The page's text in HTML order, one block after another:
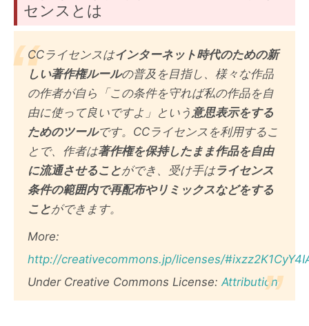
センスとは
CCライセンスはインターネット時代のための新
しい著作権ルールの普及を目指し、様々な作品
の作者が自ら「この条件を守れば私の作品を自
由に使って良いですよ」という 意思表示をする
ためのツールです。CCライセンスを利用するこ
とで、作者は著作権を保持したまま作品を自由
に流通させることができ、受け手はライセンス
条件の範囲内で再配布やリミックスなどをする
ことができます。
More:
http://creativecommons.jp/licenses/
Under Creative Commons License: Attribution